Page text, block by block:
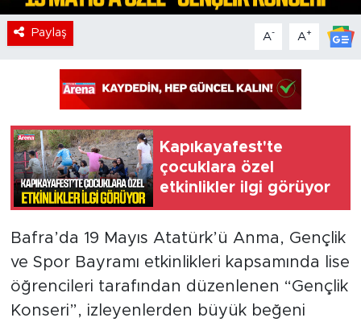
Paylaş A- A+
Kapıkayafest'te
çocuklara özel
etkinlikler ilgi görüyor
Bafra’da 19 Mayıs Atatürk’ü Anma, Gençlik
ve Spor Bayramı etkinlikleri kapsamında lise
öğrencileri tarafından düzenlenen “Gençlik
Konseri”, izleyenlerden büyük beğeni